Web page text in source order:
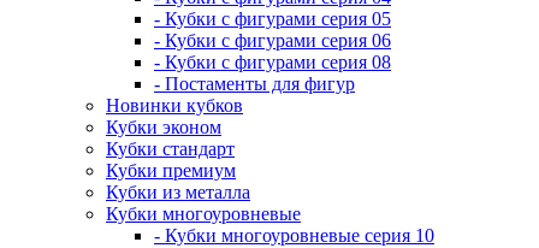
- Кубки с фигурами серия 05
- Кубки с фигурами серия 06
- Кубки с фигурами серия 08
- Постаменты для фигур
Новинки кубков
Кубки эконом
Кубки стандарт
Кубки премиум
Кубки из металла
Кубки многоуровневые
- Кубки многоуровневые серия 10